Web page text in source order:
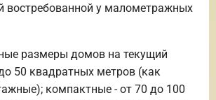
востребованной у малометражных
размеры домов на текущий
50 квадратных метров (как
компактные - от 70 до 100